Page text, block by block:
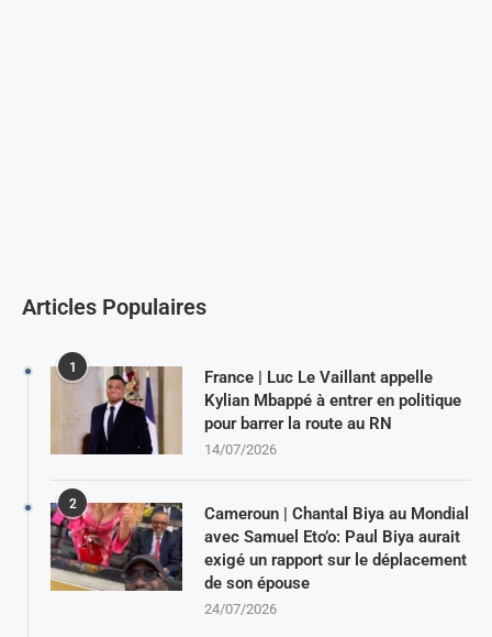
Articles Populaires
1
France | Luc Le Vaillant appelle
Kylian Mbappé à entrer en politique
pour barrer la route au RN
14/07/2026
2
Cameroun | Chantal Biya au Mondial
avec Samuel Eto’o: Paul Biya aurait
exigé un rapport sur le déplacement
de son épouse
24/07/2026